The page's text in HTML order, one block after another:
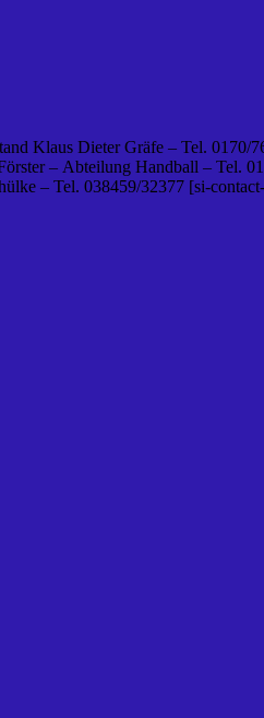
Klaus Dieter Gräfe – Tel.
– Abteilung Handball – Tel.
– Tel. 038459/32377 [si-